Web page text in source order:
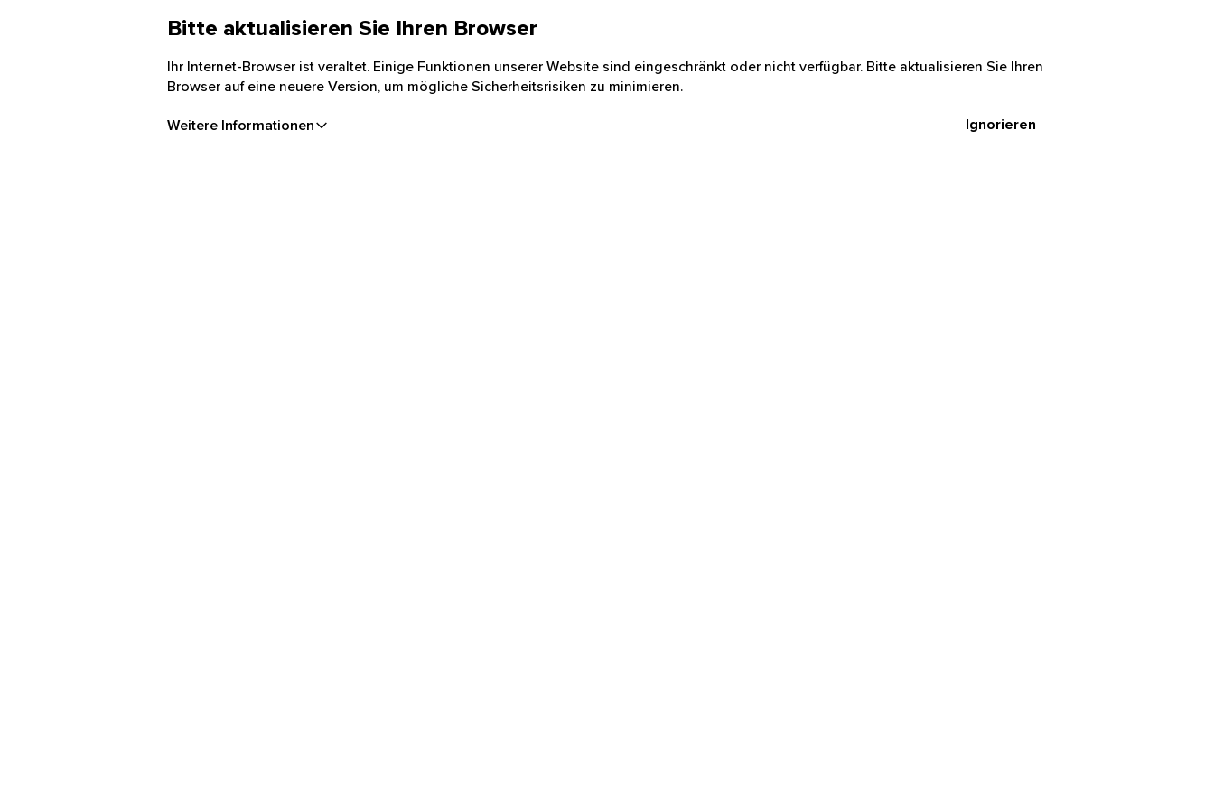
Bitte aktualisieren Sie Ihren Browser
Ihr Internet-Browser ist veraltet. Einige Funktionen unserer Website sind eingeschränkt oder nicht verfügbar. Bitte aktualisieren Sie Ihren
Browser auf eine neuere Version, um mögliche Sicherheitsrisiken zu minimieren.
Weitere Informationen Ignorieren